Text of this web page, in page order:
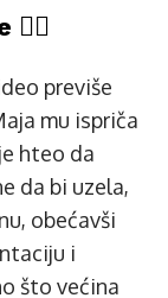
🕵️‍♂️
previše
mu ispriča
hteo da
da bi uzela,
obećavši
i
što većina